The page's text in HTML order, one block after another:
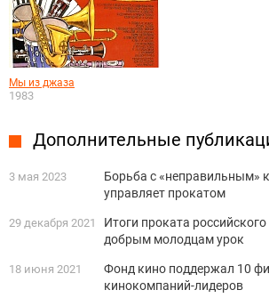
Мы из джаза
1983
Дополнительные
3 мая 2023
Борьба с «неправильным»
управляет прокатом
29 декабря 2021
Итоги проката
добрым молодцам урок
18 июня 2021
Фонд кино поддержал 10
кинокомпаний-лидеров